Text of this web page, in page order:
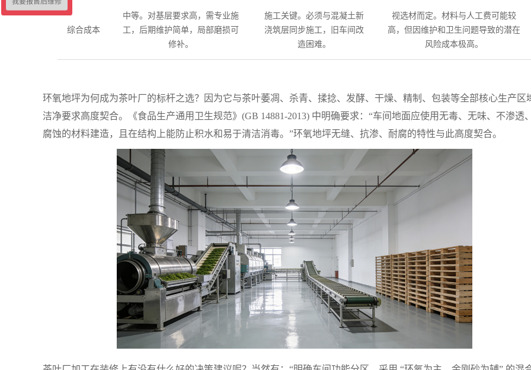
综合成本
中等。对基层要求高，需专业施
工，后期维护简单，局部磨损可
修补。
施工关键。必须与混凝土新
浇筑层同步施工，旧车间改
造困难。
视选材而定。材料与人工费可能较
高，但因维护和卫生问题导致的潜在
风险成本极高。
环氧地坪为何成为茶叶厂的标杆之选？因为它与茶叶萎凋、杀青、揉捻、发酵、干燥、精制、包装等全部核心生产区
洁净要求高度契合。《食品生产通用卫生规范》(GB 14881-2013) 中明确要求：“车间地面应使用无毒、无味、不渗透
腐蚀的材料建造，且在结构上能防止积水和易于清洁消毒。”环氧地坪无缝、抗渗、耐腐的特性与此高度契合。